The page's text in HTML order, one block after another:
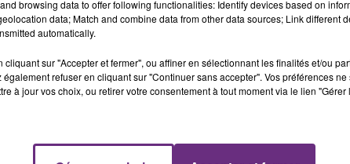
LE MAGASIN JOUÉCLUB DE REIMS FERME
SES PORTES
C'était l'une des institutions du centre-ville
rémois. Le magasin JouéClub est contraint de
browsing data to offer following functionalities: Identify devices based on
data; Match and combine data from other data sources; Link different
automatically.
cliquant sur "Accepter et fermer", ou affiner en sélectionnant les finalités et/ou
également refuser en cliquant sur "Continuer sans accepter". Vos préférences
à jour vos choix, ou retirer votre consentement à tout moment via le lien